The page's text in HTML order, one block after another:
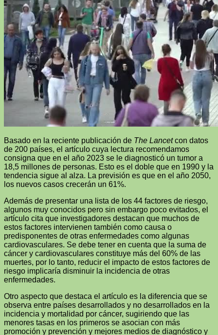
Basado en la reciente publicación de The Lancetcon datos
de 200 países, el artículo cuya lectura recomendamos
consigna que en el año 2023 se le diagnosticó un tumor a
18,5 millones de personas. Esto es el doble que en 1990 y la
tendencia sigue al alza. La previsión es que en el año 2050,
los nuevos casos crecerán un 61%.
Además de presentar una lista de los 44 factores de riesgo,
algunos muy conocidos pero sin embargo poco evitados, el
artículo cita que investigadores destacan que muchos de
estos factores intervienen también como causa o
predisponentes de otras enfermedades como algunas
cardiovasculares. Se debe tener en cuenta que la suma de
cáncer y cardiovasculares constituye más del 60% de las
muertes, por lo tanto, reducir el impacto de estos factores de
riesgo implicaría disminuir la incidencia de otras
enfermedades.
Otro aspecto que destaca el artículo es la diferencia que se
observa entre países desarrollados y no desarrollados en la
incidencia y mortalidad por cáncer, sugiriendo que las
menores tasas en los primeros se asocian con más
promoción y prevención y mejores medios de diagnóstico y